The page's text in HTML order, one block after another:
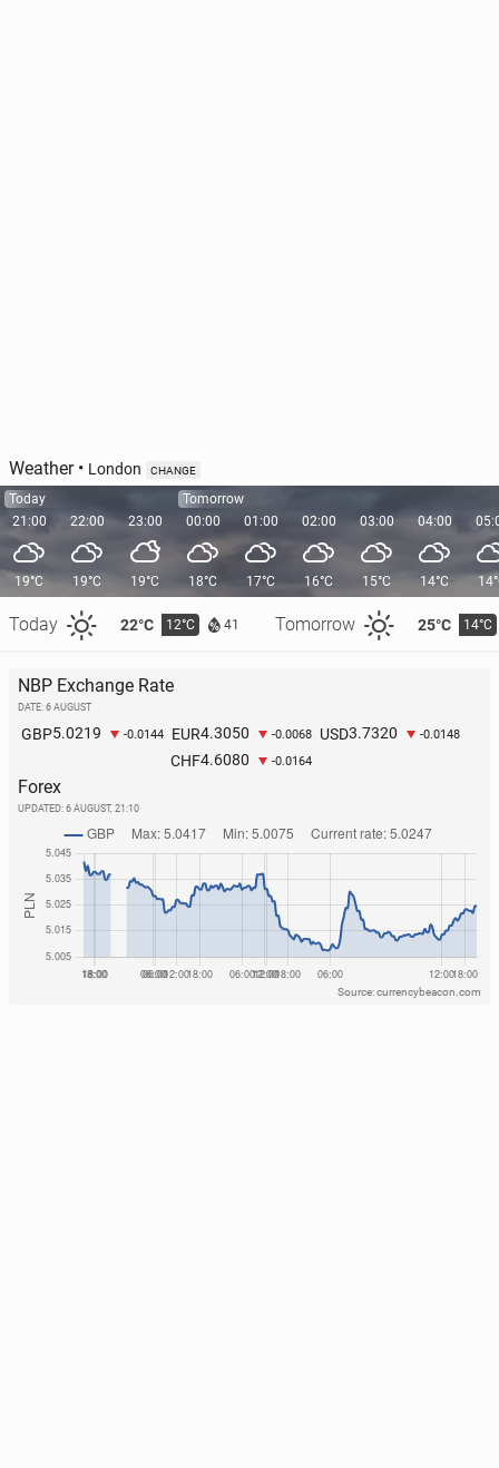
Weather• London CHANGE
Today
21:00
19°C
Today 22°C 12°C 41 Tomorrow 25°C 14°C
22:00
19°C
23:00
19°C
Tomorrow
00:00
18°C
01:00
17°C
02:00
16°C
03:00
15°C
04:00
14°C
NBP Exchange Rate
DATE: 6 AUGUST
GBP5.0219 -0.0144 EUR4.3050 -0.0068 USD3.7320 -0.0148
CHF4.6080 -0.0164
Forex
UPDATED: 6 AUGUST, 21:10
Source: currencybeacon.com